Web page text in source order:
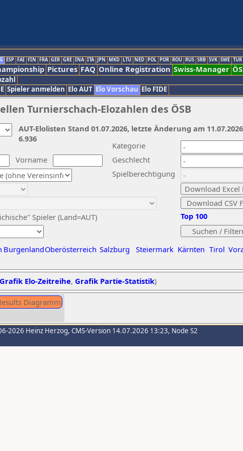
ESP FAI FIN FRA GER GRE INA ITA JPN MKD LTU NED POL POR ROU RUS SRB SVK SWE TUR
Pictures FAQ Online Registration Swiss-Manager
Spieler anmelden Elo AUT Elo Vorschau Elo FIDE
Turnierschach-Elozahlen des ÖSB
Vorname
Kategorie
Geschlecht
Spieler (Land=AUT)
Spielberechtigung
BurgenlandOberösterreich Salzburg Steiermark Kärnten Tirol
Top 100
AUT-Elolisten Stand 01.07.2026, letzte Änderung am
6.936
Grafik Elo-Zeitreihe, Grafik Partie-Statistik)
2026 Heinz Herzog, CMS-Version 14.07.2026 13:23, Node S2